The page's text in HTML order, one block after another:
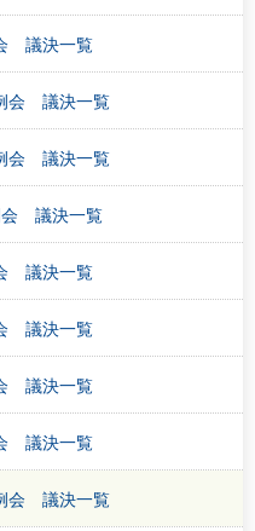
議決一覧
会 議決一覧
会 議決一覧
会 議決一覧
議決一覧
議決一覧
議決一覧
議決一覧
会 議決一覧